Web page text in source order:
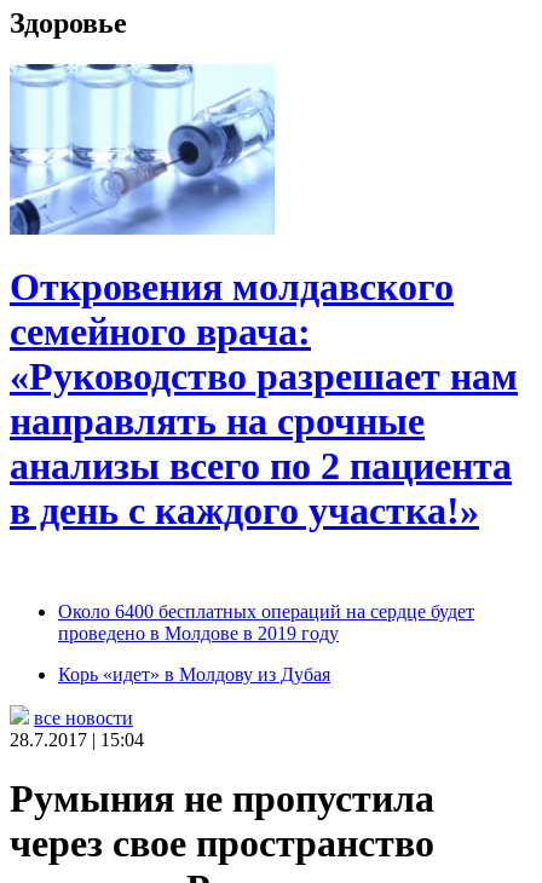
Здоровье
Откровения молдавского
семейного врача:
«Руководство разрешает нам
направлять на срочные
анализы всего по 2 пациента
в день с каждого участка!»
Около 6400 бесплатных операций на сердце будет
проведено в Молдове в 2019 году
Корь «идет» в Молдову из Дубая
все новости
28.7.2017 | 15:04
Румыния не пропустила
через свое пространство